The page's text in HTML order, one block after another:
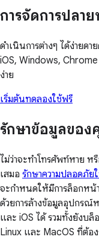
การจัดการปลาย
ดำเนินการต่างๆ ได้ง่ายด
iOS, Windows,
ง่าย
เริ่มต้นทดลองใช้ฟรี
รักษาข้อมูลขอ
ไม่ว่าจะทำโทรศัพท์หาย ห
เสมอ รักษาความปลอดภัย
จะกำหนดให้มีการล็อกหน้
ด้วยการล้างข้อมูลอุปกรณ์
และ iOS ได้ รวมทั้งยังบล็
Linux และ MacOS ที่ต้อง